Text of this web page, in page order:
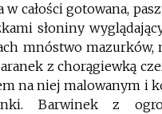
w całości gotowana,
słoniny
mnóstwo mazurków,
z chorągiewką
na niej malowanym i
Barwinek z